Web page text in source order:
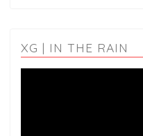
XG | IN THE RAIN